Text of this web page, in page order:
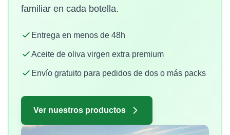
familiar en cada botella.
Entrega en menos de 48h
Aceite de oliva virgen extra premium
Envío gratuito para pedidos de dos o más packs
Ver nuestros productos